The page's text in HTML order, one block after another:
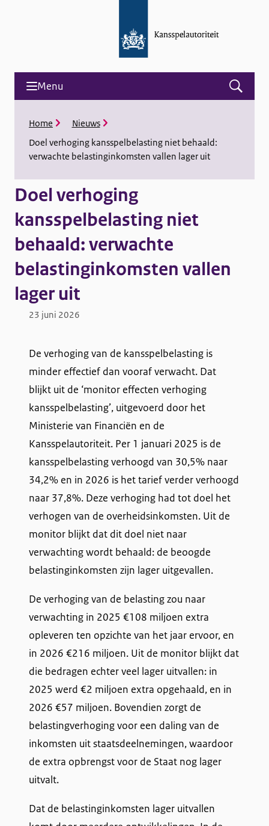
Menu
Open
and
K
u
i
e
l
a
d
Home
Nieuws
Doel verhoging kansspelbelasting niet behaald:
verwachte belastinginkomsten vallen lager uit
Doel verhoging
kansspelbelasting niet
behaald: verwachte
belastinginkomsten vallen
lager uit
23 juni 2026
De verhoging van de kansspelbelasting is
minder effectief dan vooraf verwacht. Dat
blijkt uit de ‘monitor effecten verhoging
kansspelbelasting’, uitgevoerd door het
Ministerie van Financiën en de
Kansspelautoriteit. Per 1 januari 2025 is de
kansspelbelasting verhoogd van 30,5% naar
34,2% en in 2026 is het tarief verder verhoogd
naar 37,8%. Deze verhoging had tot doel het
verhogen van de overheidsinkomsten. Uit de
monitor blijkt dat dit doel niet naar
verwachting wordt behaald: de beoogde
belastinginkomsten zijn lager uitgevallen.
De verhoging van de belasting zou naar
verwachting in 2025 €108 miljoen extra
opleveren ten opzichte van het jaar ervoor, en
in 2026 €216 miljoen. Uit de monitor blijkt dat
die bedragen echter veel lager uitvallen: in
2025 werd €2 miljoen extra opgehaald, en in
2026 €57 miljoen. Bovendien zorgt de
belastingverhoging voor een daling van de
inkomsten uit staatsdeelnemingen, waardoor
de extra opbrengst voor de Staat nog lager
uitvalt.
Dat de belastinginkomsten lager uitvallen